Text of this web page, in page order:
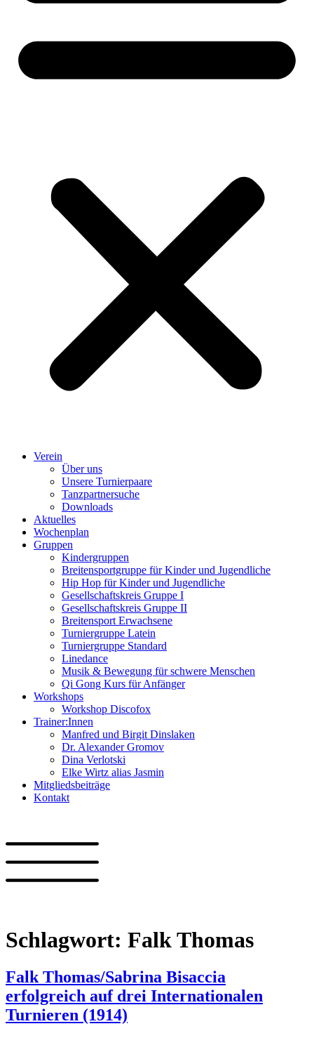
Verein
Über uns
Unsere Turnierpaare
Tanzpartnersuche
Downloads
Aktuelles
Wochenplan
Gruppen
Kindergruppen
Breitensportgruppe für Kinder und Jugendliche
Hip Hop für Kinder und Jugendliche​
Gesellschaftskreis Gruppe I
Gesellschaftskreis Gruppe II
Breitensport Erwachsene
Turniergruppe Latein
Turniergruppe Standard
Linedance
Musik & Bewegung für schwere Menschen​
Qi Gong Kurs für Anfänger
Workshops
Workshop Discofox
Trainer:Innen
Manfred und Birgit Dinslaken
Dr. Alexander Gromov
Dina Verlotski
Elke Wirtz alias Jasmin
Mitgliedsbeiträge
Kontakt
Schlagwort: Falk Thomas
Falk Thomas/Sabrina Bisaccia
erfolgreich auf drei Internationalen
Turnieren (1914)